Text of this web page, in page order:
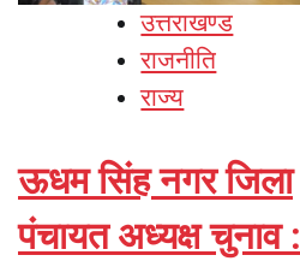
उत्तराखण्ड
राजनीति
राज्य
ऊधम सिंह नगर जिला
पंचायत अध्यक्ष चुनाव :